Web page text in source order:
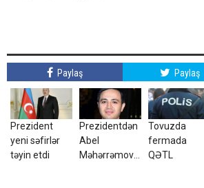
Paylaş Paylaş
Prezident
yeni səfirlər
təyin etdi
Prezidentdən
Abel
Məhərrəmovun
Tovuzda
fermada
QƏTL